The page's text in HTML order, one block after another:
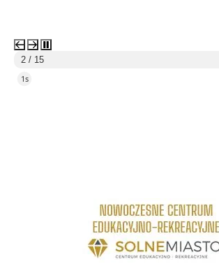
3 / 15
4s
link do strony Centrum Edukacyjno